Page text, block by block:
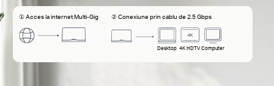
① Acces la internet Multi-Gig ② Conexiune prin cablu de 2.5 Gbps
Desktop 4K HDTV Computer